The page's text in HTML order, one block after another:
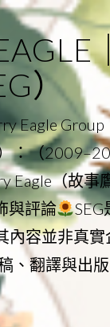
）
Eagle Group
：（
Eagle（故事
與評論
內容並非真
、翻譯與出版